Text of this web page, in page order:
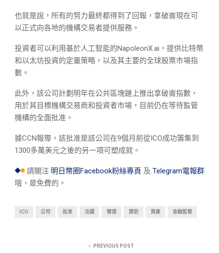
也就是說，所有的努力最終都得到了回報，拿破崙現在可
以正式向各地的機構交易者提供服務。
投資者可以利用基於人工智能的NapoleonX.ai，提供比特幣
和以太坊投資的定量策略，以及其主要的全球股票市場指
數。
此外，該公司計劃明年在公共區塊鏈上推出拿破崙指數，
用於其目標機構交易商和投資者市場，目前仍在等待監管
機構的全面批准。
據CCN報導，該批准是該公司在9個月前從ICO成功籌集到
1300多萬美元之後的另一項可塑成就。
請關注 明日幣圈Facebook粉絲專頁 及 Telegram電報群
哦，是免費的。
ICO 公司 批准 法國 管理 資助 資產 金融監管
PREVIOUS POST